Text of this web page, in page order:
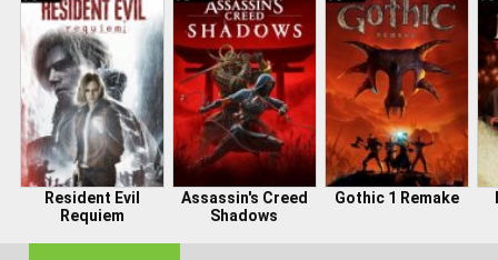
Resident Evil
Requiem
Assassin's Creed
Shadows
Gothic 1 Remake